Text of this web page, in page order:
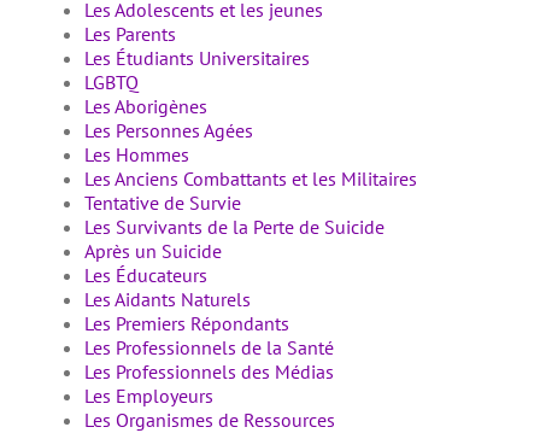
Les Adolescents et les jeunes
Les Parents
Les Étudiants Universitaires
LGBTQ
Les Aborigènes
Les Personnes Agées
Les Hommes
Les Anciens Combattants et les Militaires
Tentative de Survie
Les Survivants de la Perte de Suicide
Après un Suicide
Les Éducateurs
Les Aidants Naturels
Les Premiers Répondants
Les Professionnels de la Santé
Les Professionnels des Médias
Les Employeurs
Les Organismes de Ressources